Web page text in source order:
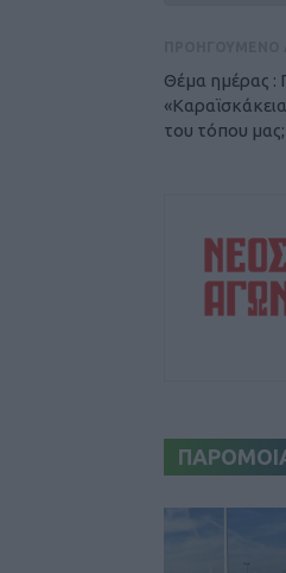
Θέμα ημέρας :
του τόπου μας;